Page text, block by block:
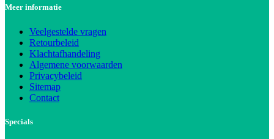
Meer informatie
Veelgestelde vragen
Retourbeleid
Klachtafhandeling
Algemene voorwaarden
Privacybeleid
Sitemap
Contact
Specials